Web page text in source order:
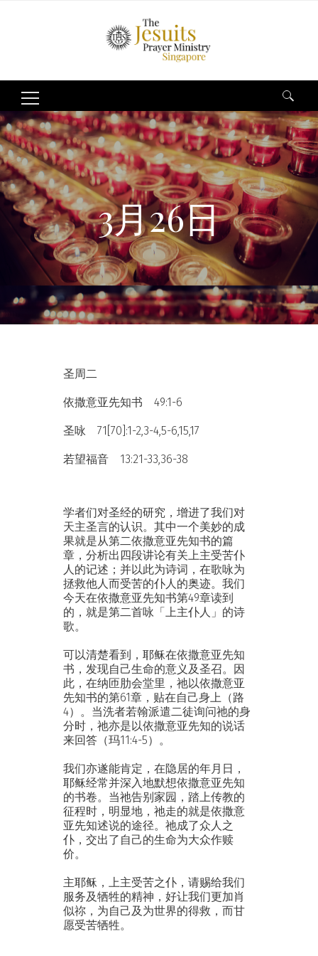
Search
for:
3月26日
圣周二
依撒意亚先知书 49:1-6
圣咏 71[70]:1-2,3-4,5-6,15,17
若望福音 13:21-33,36-38
学者们对圣经的研究，增进了我们对
天主圣言的认识。其中一个美妙的成
果就是从第二依撒意亚先知书的篇
章，分析出四段讲论有关上主受苦仆
人的记述；并以此为诗词，在歌咏为
拯救他人而受苦的仆人的奥迹。我们
今天在依撒意亚先知书第49章读到
的，就是第二首咏「上主仆人」的诗
歌。
可以清楚看到，耶稣在依撒意亚先知
书，发现自己生命的意义及圣召。因
此，在纳匝肋会堂里，祂以依撒意亚
先知书的第61章，贴在自己身上（路
4）。当洗者若翰派遣二徒询问祂的身
分时，祂亦是以依撒意亚先知的说话
来回答（玛11:4-5）。
我们亦遂能肯定，在隐居的年月日，
耶稣经常并深入地默想依撒意亚先知
的书卷。当祂告别家园，踏上传教的
征程时，明显地，祂走的就是依撒意
亚先知述说的途径。祂成了众人之
仆，交出了自己的生命为大众作赎
价。
主耶稣，上主受苦之仆，请赐给我们
服务及牺牲的精神，好让我们更加肖
似祢，为自己及为世界的得救，而甘
愿受苦牺牲。